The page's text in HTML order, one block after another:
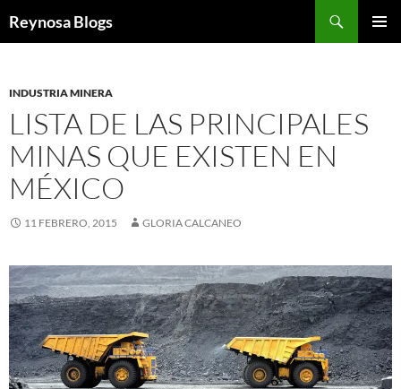
Reynosa Blogs
INDUSTRIA MINERA
LISTA DE LAS PRINCIPALES
MINAS QUE EXISTEN EN
MÉXICO
11 FEBRERO, 2015 GLORIA CALCANEO